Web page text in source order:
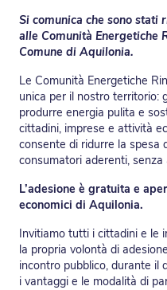
Si comunica che sono
alle Comunità Energetiche
Comune di Aquilonia.
Le Comunità Energetiche
unica per il nostro territorio:
produrre energia pulita e
cittadini, imprese e attività
consente di ridurre la spesa
consumatori aderenti,
L’adesione è gratuita e
economici di Aquilonia.
Invitiamo tutti i cittadini e le
la propria volontà di
incontro pubblico, durante il
i vantaggi e le modalità di